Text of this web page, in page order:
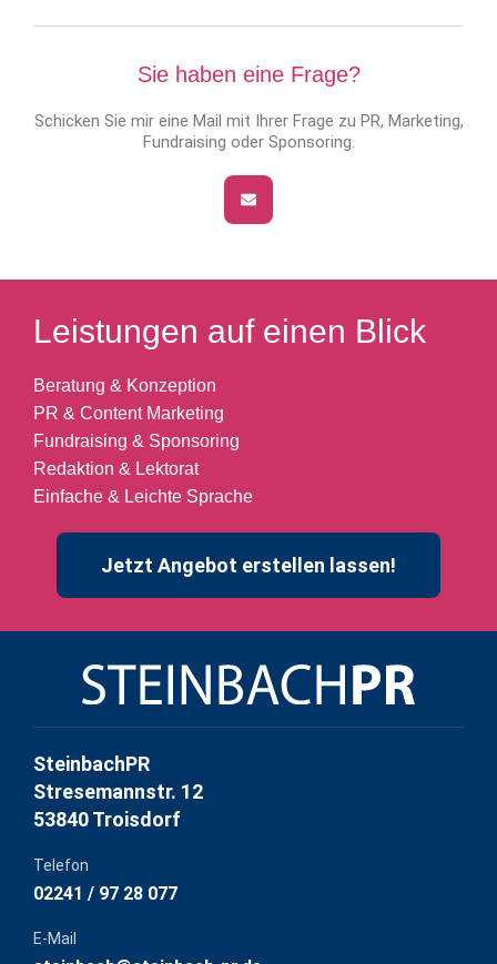
Sie haben eine Frage?
Schicken Sie mir eine Mail mit Ihrer Frage zu PR, Marketing,
Fundraising oder Sponsoring.
SteinbachPR
Stresemannstr. 12
53840 Troisdorf
Telefon
02241 / 97 28 077
E-Mail
Leistungen auf einen Blick
Beratung & Konzeption
PR & Content Marketing
Fundraising & Sponsoring
Redaktion & Lektorat
Einfache & Leichte Sprache
Jetzt Angebot erstellen lassen!